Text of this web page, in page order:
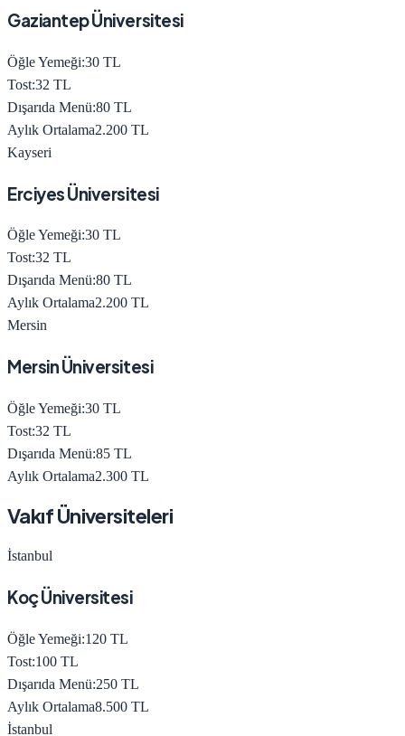
Gaziantep Üniversitesi
Öğle Yemeği:30 TL
Tost:32 TL
Dışarıda Menü:80 TL
Aylık Ortalama2.200 TL
Kayseri
Erciyes Üniversitesi
Öğle Yemeği:30 TL
Tost:32 TL
Dışarıda Menü:80 TL
Aylık Ortalama2.200 TL
Mersin
Mersin Üniversitesi
Öğle Yemeği:30 TL
Tost:32 TL
Dışarıda Menü:85 TL
Aylık Ortalama2.300 TL
Vakıf Üniversiteleri
İstanbul
Koç Üniversitesi
Öğle Yemeği:120 TL
Tost:100 TL
Dışarıda Menü:250 TL
Aylık Ortalama8.500 TL
İstanbul